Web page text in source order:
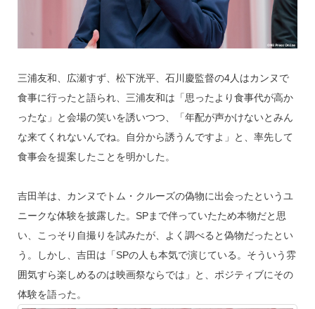
三浦友和、広瀬すず、松下洸平、石川慶監督の4人はカンヌで
食事に行ったと語られ、三浦友和は「思ったより食事代が高か
ったな」と会場の笑いを誘いつつ、「年配が声かけないとみん
な来てくれないんでね。自分から誘うんですよ」と、率先して
食事会を提案したことを明かした。
吉田羊は、カンヌでトム・クルーズの偽物に出会ったというユ
ニークな体験を披露した。SPまで伴っていたため本物だと思
い、こっそり自撮りを試みたが、よく調べると偽物だったとい
う。しかし、吉田は「SPの人も本気で演じている。そういう雰
囲気すら楽しめるのは映画祭ならでは」と、ポジティブにその
体験を語った。